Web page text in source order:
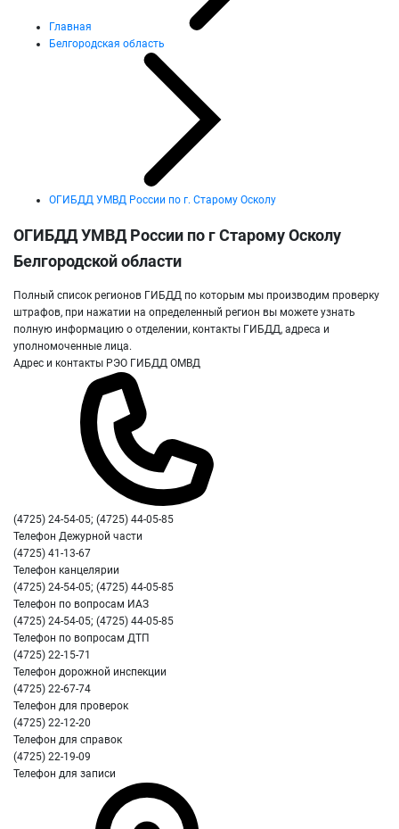
Главная
Белгородская область
ОГИБДД УМВД России по г. Старому Осколу
ОГИБДД УМВД России по г Старому Осколу
Белгородской области
Полный список регионов ГИБДД по которым мы производим проверку
штрафов, при нажатии на определенный регион вы можете узнать
полную информацию о отделении, контакты ГИБДД, адреса и
уполномоченные лица.
Адрес и контакты РЭО ГИБДД ОМВД
(4725) 24-54-05; (4725) 44-05-85
Телефон Дежурной части
(4725) 41-13-67
Телефон канцелярии
(4725) 24-54-05; (4725) 44-05-85
Телефон по вопросам ИАЗ
(4725) 24-54-05; (4725) 44-05-85
Телефон по вопросам ДТП
(4725) 22-15-71
Телефон дорожной инспекции
(4725) 22-67-74
Телефон для проверок
(4725) 22-12-20
Телефон для справок
(4725) 22-19-09
Телефон для записи